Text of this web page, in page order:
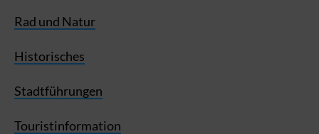
Rad und Natur
Historisches
Stadtführungen
Touristinformation